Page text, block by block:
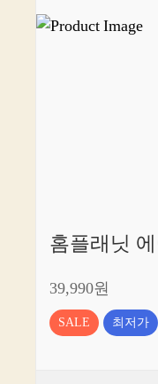
홈플래닛
39,990원
SALE 최저가